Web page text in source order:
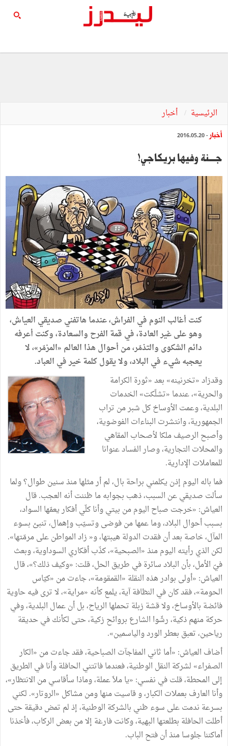
الرئيسية أخبار
أخبار - 2016.05.20
جــــنة وفيها‭ ‬بريكاجي‭ !‬
كنت أغالب النوم في الفراش،عندما هاتفني صديقي العياش،
وهوعلىغيرالعادة،في قمة الفرح والسعادة،وكنت أعرفه
دائم الشكوى والتذمّر،من أحوال هذا العالم «المزمّر»،لا
يعجبهشيء في البلاد،ولايقولكلمةخيرفي العباد.
وقدزاد«تخرنينه» بعد«ثورة الكرامة
والحرية»،عندما «تشلّكت» الخدمات
البلدية،وعمت الأوساخكل شبرمن تراب
الجمهورية،وانتشرت البناءات الفوضوية،
وأصبح الرصيفملكا لأصحاب المقاهي
والمحلات التجارية،وصارالفسادعنوانا
للمعاملات الإدارية.
فما باله اليوم إذن يكلمني براحة بال،لمأرمثلهامنذسنين طوال؟ولما
سألت صديقيعن السبب،ذهب بجوابهما ظننتأنه العجب.قال
العياش:
«خرجت صباح اليوممن بيتيوأناكلّيأفكاريعمّها السواد،
بسببأحوال البلاد،وماعمهامنفوضىوتسيّبوإهمال،تنبئ بسوء
المآل،خاصة بعدأنفقدت الدولة هيبتها،و« زادالمواطنعلىمرمّتها»
.
لكن الذي رأيته اليوممنذ«الصبحية»،كذّبأفكاري السوداوية،وبعث
فيّ الأمل،بأن البلادسائرةفي طريق الحل،قلت:
«وكيفذلك؟»،قال
العياش:
«أولى بوادرهذه النقلة «القمقومة»،جاءتمن «كيّاس
الحومة»،فقدكانفي النظافةآية،يلمعكأنه «مراية»،لاترىفيهحاوية
فائضة بالأوساخ،ولاقشة زبلة تحملها الرياح،بلأنعمال البلدية، وفي
حركةمنهمذكية،رشّوا الشارع بروائح زكية،حتى لكأنكفيحديقة
رياحين،تعبق بعطرالوردوالياسمين»
.
أضاف العياش:
«أما ثاني المفاجآت الصباحية،فقدجاءتمن «الكار
الصفراء» لشركة النقل الوطنية،فعندمافاتتني الحافلةوأنافي الطريق
إلى المحطة،قلتفي نفسي:
«ياملاّعملة،وماذا سأقاسيمن الانتظار»،
وأنا العارف بعملات الكبار،وقاسيتمنهاومنمشاكل «الروتار»
. لكني
بسرعة ندمتعلى سوء ظني بالشركة الوطنية،إذلم تمضدقيقةحتى
أطلت الحافلة بطلعتها البهية، وكانتفارغة إلامن بعض الركاب،فأخذنا
أماكنناجلوسامنذأنفتح الباب.